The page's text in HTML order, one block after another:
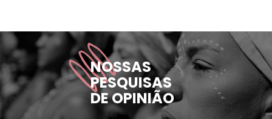
NOSSAS
PESQUISAS
DE OPINIÃO